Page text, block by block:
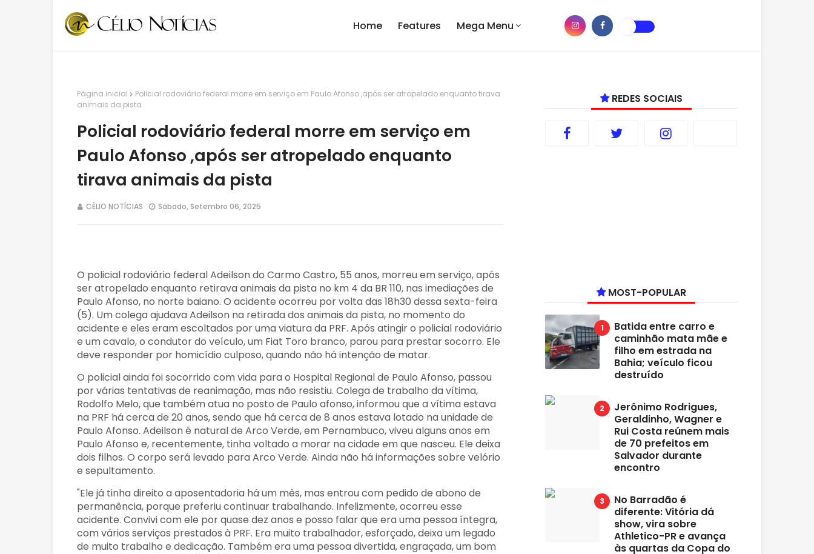
Home Features Mega Menu
Página inicial
Policial rodoviário federal morre em serviço em Paulo Afonso ,após ser atropelado enquanto tirava
animais da pista
Policial rodoviário federal morre em serviço em
Paulo Afonso ,após ser atropelado enquanto
tirava animais da pista
CÉLIO NOTÍCIAS Sábado, Setembro 06, 2025
O policial rodoviário federal Adeilson do Carmo Castro, 55 anos, morreu em serviço, após
ser atropelado enquanto retirava animais da pista no km 4 da BR 110, nas imediações de
Paulo Afonso, no norte baiano. O acidente ocorreu por volta das 18h30 dessa sexta-feira
(5). Um colega ajudava Adeilson na retirada dos animais da pista, no momento do
acidente e eles eram escoltados por uma viatura da PRF. Após atingir o policial rodoviário
e um cavalo, o condutor do veículo, um Fiat Toro branco, parou para prestar socorro. Ele
deve responder por homicídio culposo, quando não há intenção de matar.
O policial ainda foi socorrido com vida para o Hospital Regional de Paulo Afonso, passou
por várias tentativas de reanimação, mas não resistiu. Colega de trabalho da vítima,
Rodolfo Melo, que também atua no posto de Paulo afonso, informou que a vítima estava
na PRF há cerca de 20 anos, sendo que há cerca de 8 anos estava lotado na unidade de
Paulo Afonso. Adeilson é natural de Arco Verde, em Pernambuco, viveu alguns anos em
Paulo Afonso e, recentemente, tinha voltado a morar na cidade em que nasceu. Ele deixa
dois filhos. O corpo será levado para Arco Verde. Ainda não há informações sobre velório
e sepultamento.
"Ele já tinha direito a aposentadoria há um mês, mas entrou com pedido de abono de
permanência, porque preferiu continuar trabalhando. Infelizmente, ocorreu esse
acidente. Convivi com ele por quase dez anos e posso falar que era uma pessoa íntegra,
com vários serviços prestados à PRF. Era muito trabalhador, esforçado, deixa um legado
de muito trabalho e dedicação. Também era uma pessoa divertida, engraçada, um bom
REDES SOCIAIS
MOST-POPULAR
Batida entre carro e
caminhão mata mãe e
filho em estrada na
Bahia; veículo ficou
destruído
Jerônimo Rodrigues,
Geraldinho, Wagner e
Rui Costa reúnem mais
de 70 prefeitos em
Salvador durante
encontro
No Barradão é
diferente: Vitória dá
show, vira sobre
Athletico-PR e avança
às quartas da Copa do